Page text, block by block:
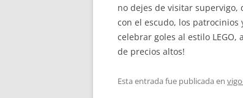
no dejes de visitar
con el escudo, los
celebrar goles al estilo
de precios altos!
Esta entrada fue publicada en